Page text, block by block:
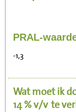
PRAL-
-1,3
Wat moet ik
14 % v/v te
Zitten, tv kijken
Wandelen (5